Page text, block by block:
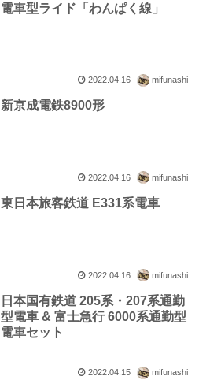
電車型ライド「わんぱく線」
2022.04.16 mifunashi
新京成電鉄8900形
2022.04.16 mifunashi
東日本旅客鉄道 E331系電車
2022.04.16 mifunashi
日本国有鉄道 205系・207系通勤
型電車 & 富士急行 6000系通勤型
電車セット
2022.04.15 mifunashi